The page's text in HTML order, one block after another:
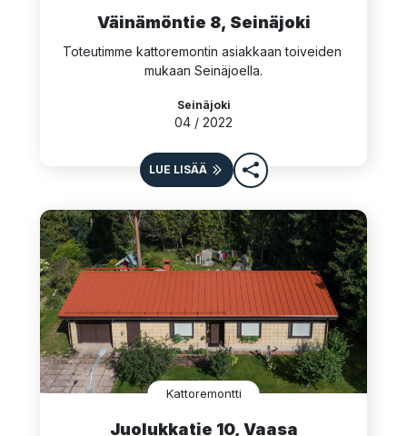
Väinämöntie 8, Seinäjoki
Toteutimme kattoremontin asiakkaan toiveiden
mukaan Seinäjoella.
Seinäjoki
04 / 2022
LUE LISÄÄ
Kattoremontti
Juolukkatie 10, Vaasa